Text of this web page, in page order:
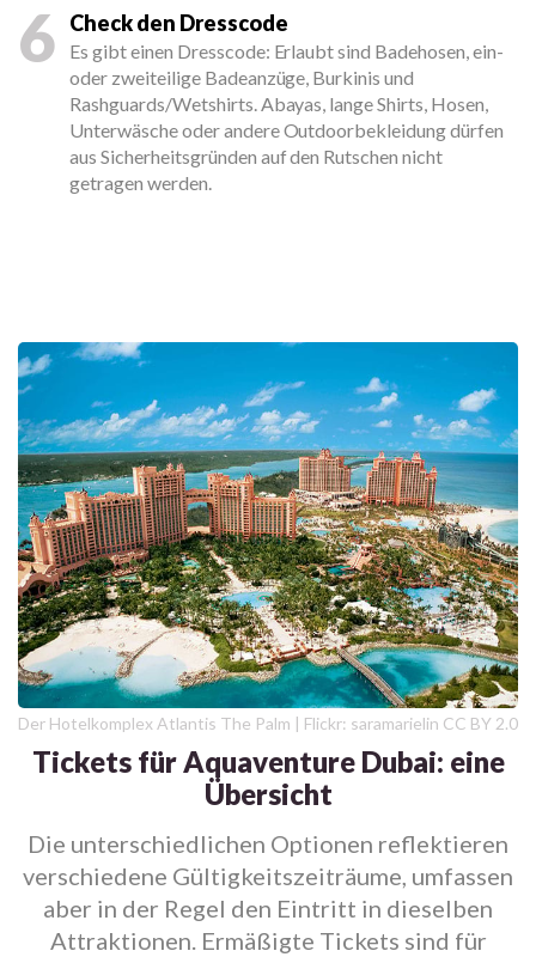
6 Check den Dresscode
Es gibt einen Dresscode: Erlaubt sind Badehosen, ein-
oder zweiteilige Badeanzüge, Burkinis und
Rashguards/Wetshirts. Abayas, lange Shirts, Hosen,
Unterwäsche oder andere Outdoorbekleidung dürfen
aus Sicherheitsgründen auf den Rutschen nicht
getragen werden.
Der Hotelkomplex Atlantis The Palm | Flickr: saramarielin CC BY 2.0
Tickets für Aquaventure Dubai: eine
Übersicht
Die unterschiedlichen Optionen reflektieren
verschiedene Gültigkeitszeiträume, umfassen
aber in der Regel den Eintritt in dieselben
Attraktionen. Ermäßigte Tickets sind für